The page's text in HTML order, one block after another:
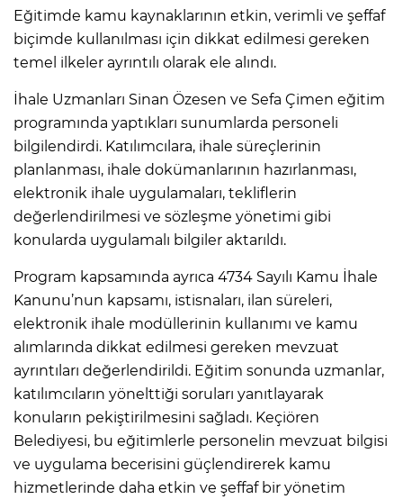
Eğitimde kamu kaynaklarının etkin, verimli ve şeffaf
biçimde kullanılması için dikkat edilmesi gereken
temel ilkeler ayrıntılı olarak ele alındı.
İhale Uzmanları Sinan Özesen ve Sefa Çimen eğitim
programında yaptıkları sunumlarda personeli
bilgilendirdi. Katılımcılara, ihale süreçlerinin
planlanması, ihale dokümanlarının hazırlanması,
elektronik ihale uygulamaları, tekliflerin
değerlendirilmesi ve sözleşme yönetimi gibi
konularda uygulamalı bilgiler aktarıldı.
Program kapsamında ayrıca 4734 Sayılı Kamu İhale
Kanunu’nun kapsamı, istisnaları, ilan süreleri,
elektronik ihale modüllerinin kullanımı ve kamu
alımlarında dikkat edilmesi gereken mevzuat
ayrıntıları değerlendirildi. Eğitim sonunda uzmanlar,
katılımcıların yönelttiği soruları yanıtlayarak
konuların pekiştirilmesini sağladı. Keçiören
Belediyesi, bu eğitimlerle personelin mevzuat bilgisi
ve uygulama becerisini güçlendirerek kamu
hizmetlerinde daha etkin ve şeffaf bir yönetim